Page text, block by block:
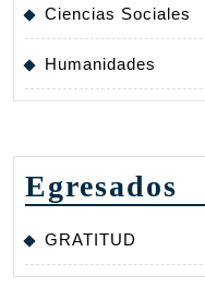
Ciencias Sociales
Humanidades
Egresados
GRATITUD